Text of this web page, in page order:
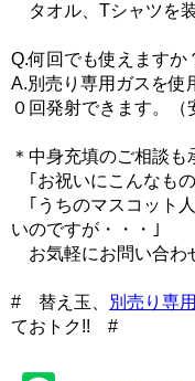
タオル、Tシャツを
Q.何回でも使えますか
A.別売り専用ガスを使
０回発射できます。（
＊中身充填のご相談も
｢お祝いにこんなも
｢うちのマスコット
いのですが・・・｣
お気軽にお問い合わ
# 替え玉、 別売り専
ておトク!! #